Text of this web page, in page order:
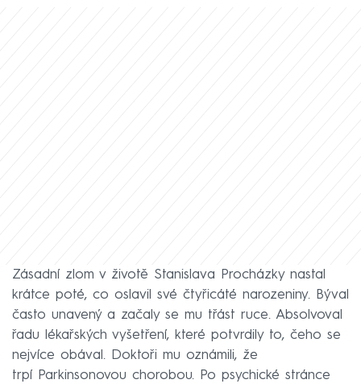
Zásadní zlom v životě Stanislava Procházky nastal
krátce poté, co oslavil své čtyřicáté narozeniny. Býval
často unavený a začaly se mu třást ruce. Absolvoval
řadu lékařských vyšetření, které potvrdily to, čeho se
nejvíce obával. Doktoři mu oznámili, že
trpí Parkinsonovou chorobou. Po psychické stránce